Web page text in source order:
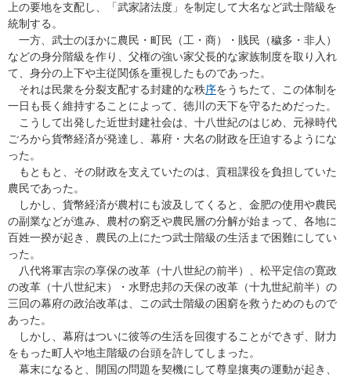
上の要地を支配し、「武家諸法度」を制定して大名など武士階級を
統制する。
一方、武士のほかに農民・町民（工・商）・賎民（穢多・非人）
などの身分階級を作り、父権の強い家父長的な家族制度を取り入れ
て、身分の上下や主従関係を重視したものであった。
それは民衆を分裂支配する封建的な秩序をうちたて、この体制を
一日も長く維持することによって、徳川の天下を守るためだった。
こうして出発した近世封建社会は、十八世紀のはじめ、元禄時代
ごろから貨幣経済が発達し、幕府・大名の財政を圧迫するようにな
った。
もともと、その財政を支えていたのは、貢租課役を負担していた
農民であった。
しかし、貨幣経済が農村にも波及してくると、金肥の使用や農民
の副業などが進み、農村の窮乏や農民層の分解が始まって、各地に
百姓一揆が起き、農民の上にたつ武士階級の生活まで困難にしてい
った。
八代将軍吉宗の享保の改革（十八世紀の前半）、松平定信の寛政
の改革（十八世紀末）・水野忠邦の天保の改革（十九世紀前半）の
三回の幕府の政治改革は、この武士階級の困窮を救うためのもので
あった。
しかし、幕府はついに彼等の生活を回復することができず、財力
をもった町人や地主階級の台頭を許してしまった。
幕末になると、開国の問題を契機にして尊皇攘夷の運動が起き、